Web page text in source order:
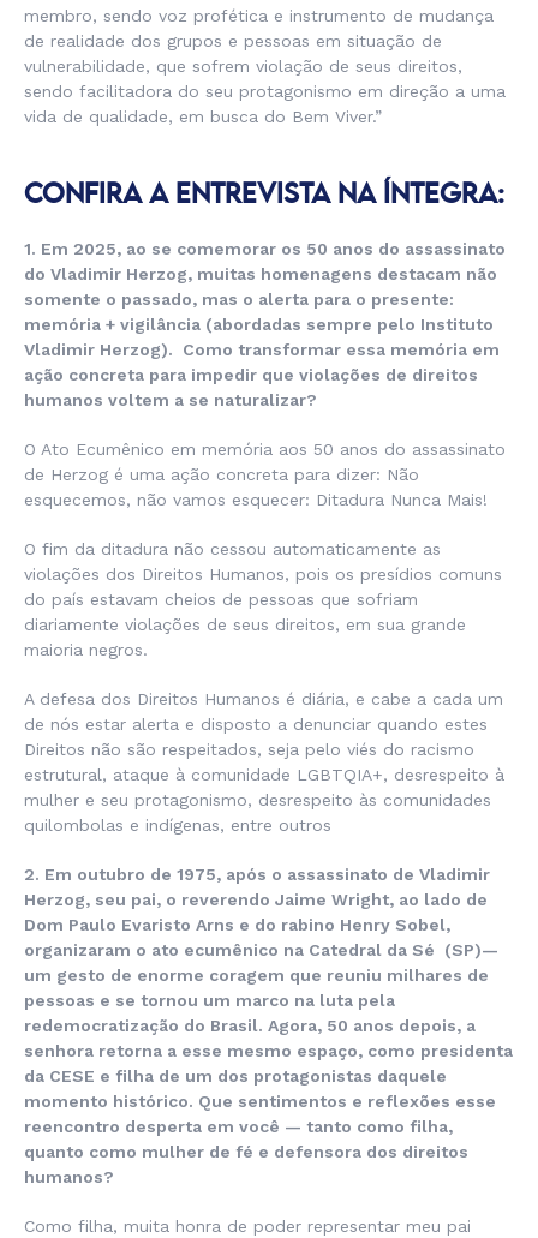
membro, sendo voz profética e instrumento de mudança
de realidade dos grupos e pessoas em situação de
vulnerabilidade, que sofrem violação de seus direitos,
sendo facilitadora do seu protagonismo em direção a uma
vida de qualidade, em busca do Bem Viver.”
CONFIRA A ENTREVISTA NA ÍNTEGRA:
1. Em 2025, ao se comemorar os 50 anos do assassinato
do Vladimir Herzog, muitas homenagens destacam não
somente o passado, mas o alerta para o presente:
memória + vigilância (abordadas sempre pelo Instituto
Vladimir Herzog). Como transformar essa memória em
ação concreta para impedir que violações de direitos
humanos voltem a se naturalizar?
O Ato Ecumênico em memória aos 50 anos do assassinato
de Herzog é uma ação concreta para dizer: Não
esquecemos, não vamos esquecer: Ditadura Nunca Mais!
O fim da ditadura não cessou automaticamente as
violações dos Direitos Humanos, pois os presídios comuns
do país estavam cheios de pessoas que sofriam
diariamente violações de seus direitos, em sua grande
maioria negros.
A defesa dos Direitos Humanos é diária, e cabe a cada um
de nós estar alerta e disposto a denunciar quando estes
Direitos não são respeitados, seja pelo viés do racismo
estrutural, ataque à comunidade LGBTQIA+, desrespeito à
mulher e seu protagonismo, desrespeito às comunidades
quilombolas e indígenas, entre outros
2. Em outubro de 1975, após o assassinato de Vladimir
Herzog, seu pai, o reverendo Jaime Wright, ao lado de
Dom Paulo Evaristo Arns e do rabino Henry Sobel,
organizaram o ato ecumênico na Catedral da Sé (SP)—
um gesto de enorme coragem que reuniu milhares de
pessoas e se tornou um marco na luta pela
redemocratização do Brasil. Agora, 50 anos depois, a
senhora retorna a esse mesmo espaço, como presidenta
da CESE e filha de um dos protagonistas daquele
momento histórico. Que sentimentos e reflexões esse
reencontro desperta em você — tanto como filha,
quanto como mulher de fé e defensora dos direitos
humanos?
Como filha, muita honra de poder representar meu pai